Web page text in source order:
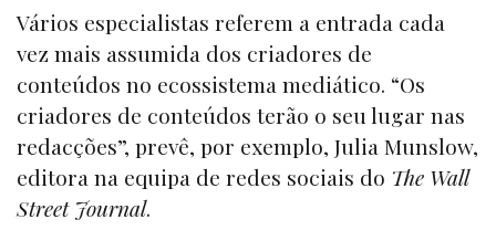
Vários especialistas referem a entrada cada
vez mais assumida dos criadores de
conteúdos no ecossistema mediático. “Os
criadores de conteúdos terão o seu lugar nas
redacções”, prevê, por exemplo, Julia Munslow,
editora na equipa de redes sociais do The Wall
Street Journal.